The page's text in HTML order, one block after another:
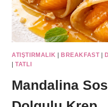
ATIŞTIRMALIK | BREAKFAST|
|TATLI
Mandalina